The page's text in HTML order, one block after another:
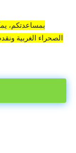
بمساعدتكم،
الصحراء الغربية